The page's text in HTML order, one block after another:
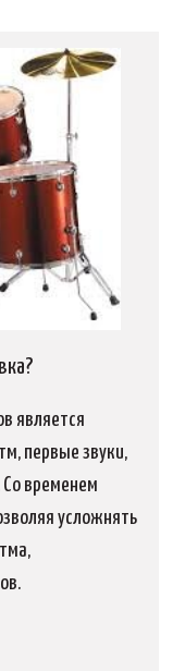
является
первые звуки,
временем
усложнять